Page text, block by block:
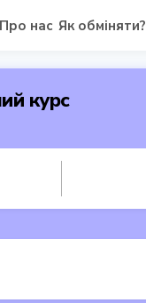
Про нас Як обміняти?
курс